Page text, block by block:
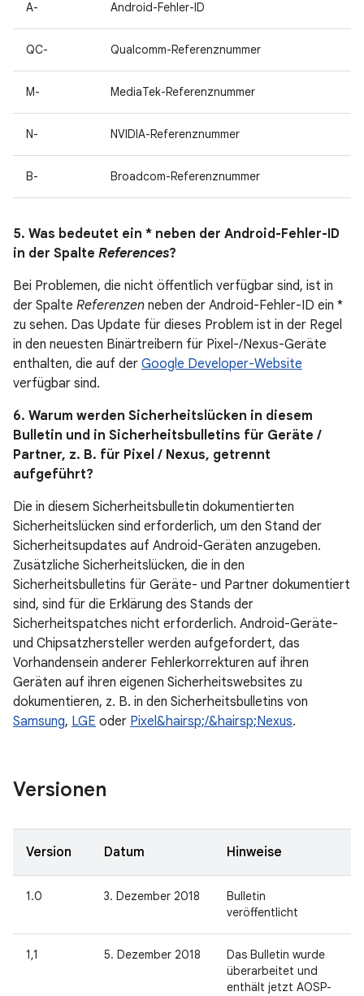
A- Android-Fehler-ID
QC- Qualcomm-Referenznummer
M- MediaTek-Referenznummer
N- NVIDIA-Referenznummer
B- Broadcom-Referenznummer
5. Was bedeutet ein * neben der Android-Fehler-ID
in der Spalte References?
Bei Problemen, die nicht öffentlich verfügbar sind, ist in
der Spalte Referenzen neben der Android-Fehler-ID ein *
zu sehen. Das Update für dieses Problem ist in der Regel
in den neuesten Binärtreibern für Pixel-/Nexus-Geräte
enthalten, die auf der Google Developer-Website
verfügbar sind.
6. Warum werden Sicherheitslücken in diesem
Bulletin und in Sicherheitsbulletins für Geräte /
Partner, z. B. für Pixel / Nexus, getrennt
aufgeführt?
Die in diesem Sicherheitsbulletin dokumentierten
Sicherheitslücken sind erforderlich, um den Stand der
Sicherheitsupdates auf Android-Geräten anzugeben.
Zusätzliche Sicherheitslücken, die in den
Sicherheitsbulletins für Geräte- und Partner dokumentiert
sind, sind für die Erklärung des Stands der
Sicherheitspatches nicht erforderlich. Android-Geräte-
und Chipsatzhersteller werden aufgefordert, das
Vorhandensein anderer Fehlerkorrekturen auf ihren
Geräten auf ihren eigenen Sicherheitswebsites zu
dokumentieren, z. B. in den Sicherheitsbulletins von
Samsung, LGE oder Pixel&hairsp;/&hairsp;Nexus.
Versionen
Version Datum Hinweise
1.0 3. Dezember 2018
Bulletin
veröffentlicht
1,1 5. Dezember 2018
Das Bulletin wurde
überarbeitet und
enthält jetzt AOSP-